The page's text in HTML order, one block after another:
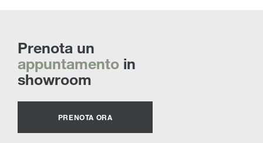
Prenota un
appuntamento in
showroom
PRENOTA ORA